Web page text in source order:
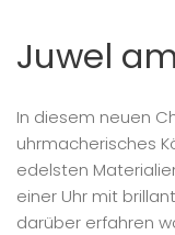
Juwel
In diesem neuen
uhrmacherisches
edelsten
einer Uhr mit
darüber erfahren